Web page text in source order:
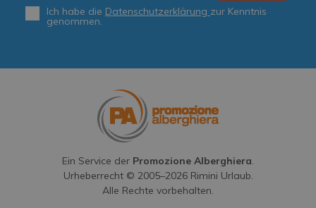
Privacy *
Ich habe die Datenschutzerklärung zur Kenntnis
genommen.
Ein Service der Promozione Alberghiera.
Urheberrecht © 2005–2026Rimini Urlaub.
Alle Rechte vorbehalten.